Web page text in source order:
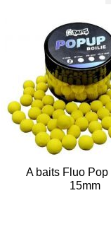
A baits Fluo Pop
15mm